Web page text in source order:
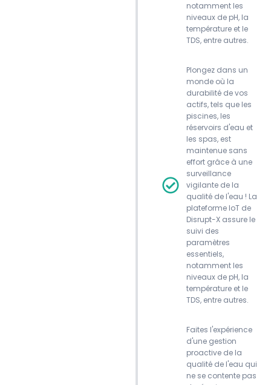
notamment les
niveaux de pH, la
température et le
TDS, entre autres.
Plongez dans un
monde où la
durabilité de vos
actifs, tels que les
piscines, les
réservoirs d'eau et
les spas, est
maintenue sans
effort grâce à une
surveillance
vigilante de la
qualité de l'eau ! La
plateforme IoT de
Disrupt-X assure le
suivi des
paramètres
essentiels,
notamment les
niveaux de pH, la
température et le
TDS, entre autres.
Faites l'expérience
d'une gestion
proactive de la
qualité de l'eau qui
ne se contente pas